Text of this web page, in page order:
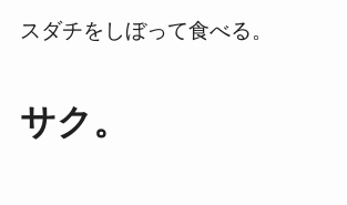
スダチをしぼって食べる。
サク。